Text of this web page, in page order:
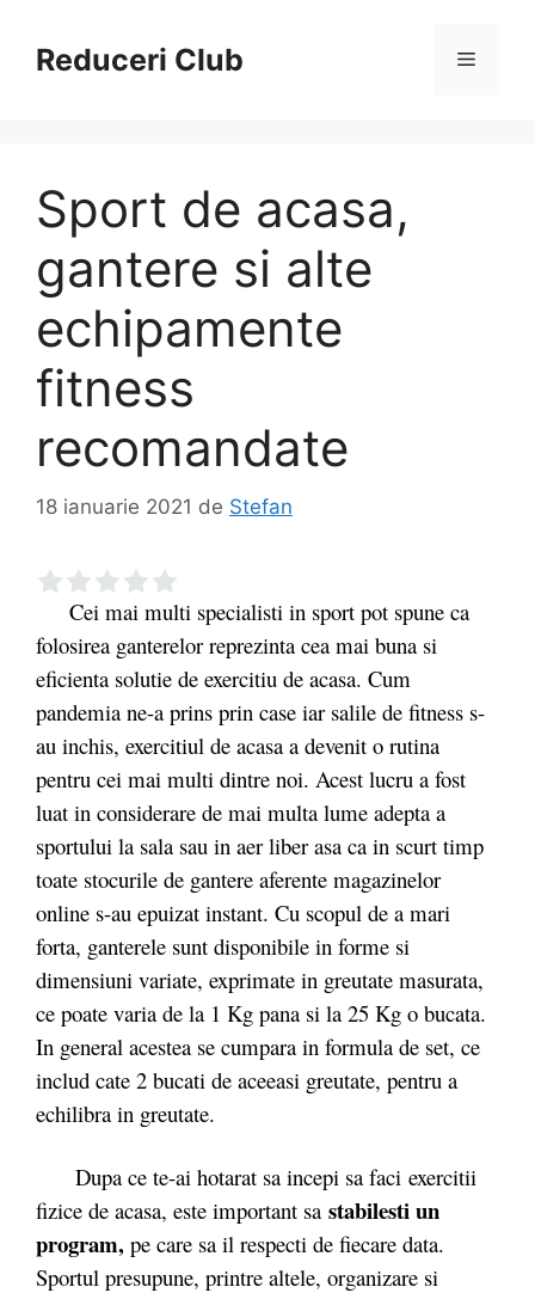
conținutReduceri Club Meniu
Sport de acasa,
gantere si alte
echipamente
fitness
recomandate
18 ianuarie 2021 de Stefan
Cei mai multi specialisti in sport pot spune ca
folosirea ganterelor reprezinta cea mai buna si
eficienta solutie de exercitiu de acasa. Cum
pandemia ne-a prins prin case iar salile de fitness s-
au inchis, exercitiul de acasa a devenit o rutina
pentru cei mai multi dintre noi. Acest lucru a fost
luat in considerare de mai multa lume adepta a
sportului la sala sau in aer liber asa ca in scurt timp
toate stocurile de gantere aferente magazinelor
online s-au epuizat instant. Cu scopul de a mari
forta, ganterele sunt disponibile in forme si
dimensiuni variate, exprimate in greutate masurata,
ce poate varia de la 1 Kg pana si la 25 Kg o bucata.
In general acestea se cumpara in formula de set, ce
includ cate 2 bucati de aceeasi greutate, pentru a
echilibra in greutate.
Dupa ce te-ai hotarat sa incepi sa faci exercitii
fizice de acasa, este important sa stabilesti un
program, pe care sa il respecti de fiecare data.
Sportul presupune, printre altele, organizare si